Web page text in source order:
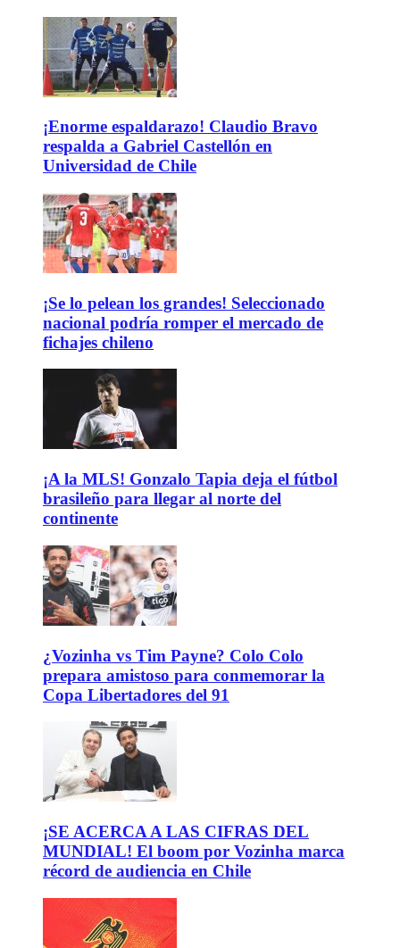
¡Enorme espaldarazo! Claudio Bravo
respalda a Gabriel Castellón en
Universidad de Chile
¡Se lo pelean los grandes! Seleccionado
nacional podría romper el mercado de
fichajes chileno
¡A la MLS! Gonzalo Tapia deja el fútbol
brasileño para llegar al norte del
continente
¿Vozinha vs Tim Payne? Colo Colo
prepara amistoso para conmemorar la
Copa Libertadores del 91
¡SE ACERCA A LAS CIFRAS DEL
MUNDIAL! El boom por Vozinha marca
récord de audiencia en Chile